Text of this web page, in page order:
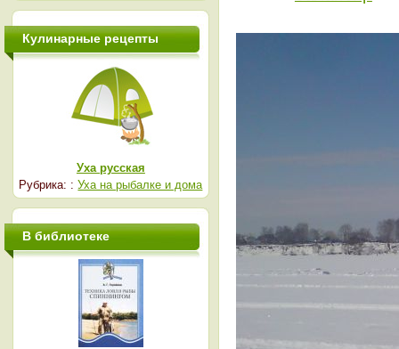
Кулинарные рецепты
Уха русская
Рубрика: :Уха на рыбалке и дома
В библиотеке